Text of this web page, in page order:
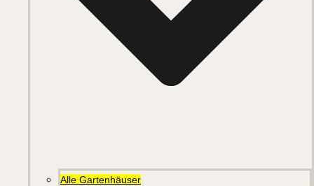
Alle Gartenhäuser